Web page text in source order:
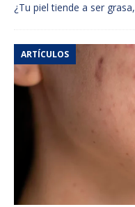
¿Tu piel tiende a ser grasa,
ARTÍCULOS